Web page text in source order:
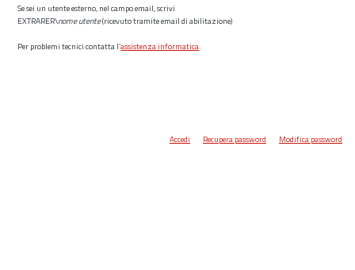
Se sei un utente esterno, nel campo email, scrivi
EXTRARER\nome utente(ricevuto tramite email di abilitazione)
Per problemi tecnici contatta l’assistenza informatica.
Accedi Recupera password Modifica password